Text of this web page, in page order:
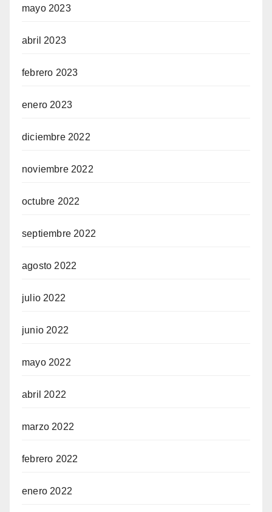
mayo 2023
abril 2023
febrero 2023
enero 2023
diciembre 2022
noviembre 2022
octubre 2022
septiembre 2022
agosto 2022
julio 2022
junio 2022
mayo 2022
abril 2022
marzo 2022
febrero 2022
enero 2022